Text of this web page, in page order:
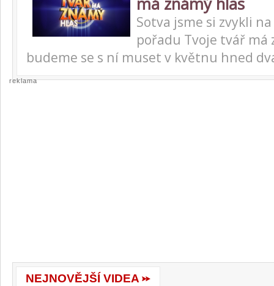
Sotva jsme si zvykli
pořadu Tvoje tvář má
budeme se s ní muset v květnu hned
reklama
NEJNOVĚJŠÍ VIDEA